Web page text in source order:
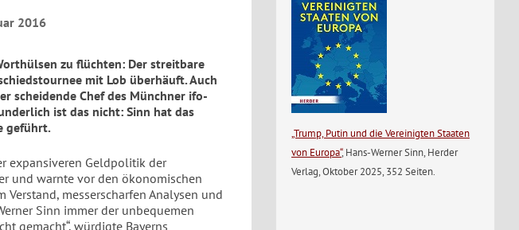
2016
zu flüchten: Der streitbare
mit Lob überhäuft. Auch
scheidende Chef des Münchner ifo-
ist das nicht: Sinn hat das
geführt.
expansiveren Geldpolitik der
und warnte vor den ökonomischen
messerscharfen Analysen und
Sinn immer der unbequemen
gemacht“, würdigte Bayerns
„Trump, Putin und die Vereinigten Staaten
von Europa“, Hans-Werner Sinn, Herder
Verlag, Oktober 2025, 352 Seiten.